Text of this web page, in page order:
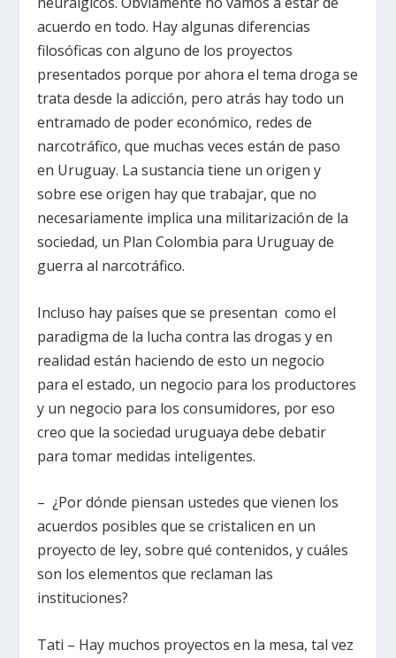
acuerdo en todo. Hay algunas diferencias
filosóficas con alguno de los proyectos
presentados porque por ahora el tema droga se
trata desde la adicción, pero atrás hay todo un
entramado de poder económico, redes de
narcotráfico, que muchas veces están de paso
en Uruguay. La sustancia tiene un origen y
sobre ese origen hay que trabajar, que no
necesariamente implica una militarización de la
sociedad, un Plan Colombia para Uruguay de
guerra al narcotráfico.
Incluso hay países que se presentan como el
paradigma de la lucha contra las drogas y en
realidad están haciendo de esto un negocio
para el estado, un negocio para los productores
y un negocio para los consumidores, por eso
creo que la sociedad uruguaya debe debatir
para tomar medidas inteligentes.
– ¿Por dónde piensan ustedes que vienen los
acuerdos posibles que se cristalicen en un
proyecto de ley, sobre qué contenidos, y cuáles
son los elementos que reclaman las
instituciones?
Tati – Hay muchos proyectos en la mesa, tal vez